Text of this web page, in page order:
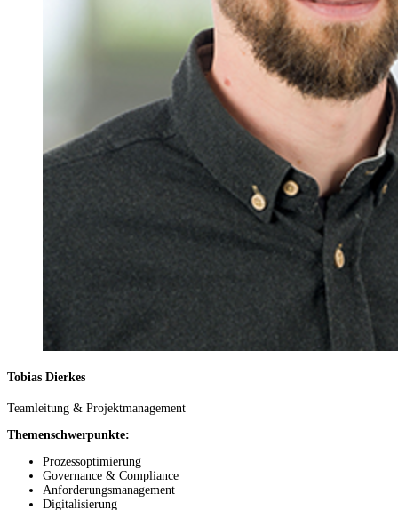
Tobias Dierkes
Teamleitung & Projektmanagement
Themenschwerpunkte:
Prozessoptimierung
Governance & Compliance
Anforderungsmanagement
Digitalisierung